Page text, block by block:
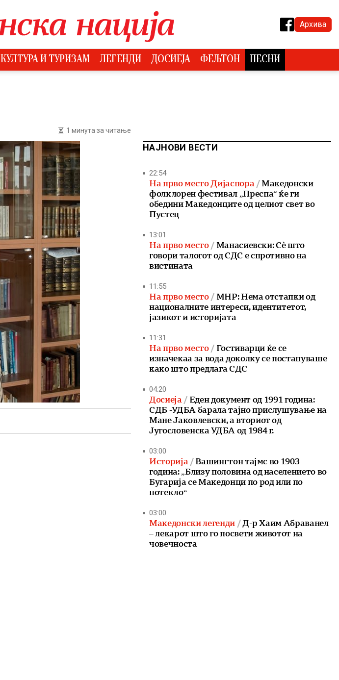
Архива
КУЛТУРА И ТУРИЗАМ ЛЕГЕНДИ ДОСИЕЈА ФЕЉТОН ПЕСНИ
1 минута за читање
НАЈНОВИ ВЕСТИ
22:54
На прво место Дијаспора
Македонски
фолклорен фестивал „Преспа“ ќе ги
обедини Македонците од целиот свет во
Пустец
13:01
На прво место
Манасиевски: Сè што
говори талогот од СДС е спротивно на
вистината
11:55
На прво место
МНР: Нема отстапки од
националните интереси, идентитетот,
јазикот и историјата
11:31
На прво место
Гостиварци ќе се
изначекаа за вода доколку се постапуваше
како што предлага СДС
04:20
Досиеја
Еден документ од 1991 година:
СДБ -УДБА барала тајно прислушување на
Мане Јаковлевски, а вториот од
Југословенска УДБА од 1984 г.
03:00
Историја
Вашингтон тајмс во 1903
година: „Близу половина од населението во
Бугарија се Македонци по род или по
потекло“
03:00
Македонски легенди
Д-р Хаим Абраванел
– лекарот што го посвети животот на
човечноста